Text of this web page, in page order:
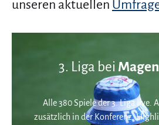
unseren aktuellen
3. Liga bei
Alle 380 Spiele der 3. Liga live.
zusätzlich in der Konferenz.